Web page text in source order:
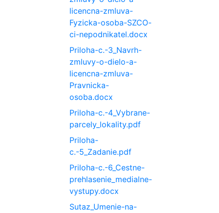
licencna-zmluva-
Fyzicka-osoba-SZCO-
ci-nepodnikatel.docx
Priloha-c.-3_Navrh-
zmluvy-o-dielo-a-
licencna-zmluva-
Pravnicka-
osoba.docx
Priloha-c.-4_Vybrane-
parcely_lokality.pdf
Priloha-
c.-5_Zadanie.pdf
Priloha-c.-6_Cestne-
prehlasenie_medialne-
vystupy.docx
Sutaz_Umenie-na-